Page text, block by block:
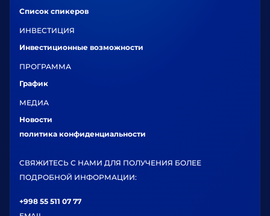
Список спикеров
ИНВЕСТИЦИЯ
Инвестиционные возможности
ПРОГРАММА
График
МЕДИА
Новости
политика конфиденциальности
СВЯЖИТЕСЬ С НАМИ ДЛЯ ПОЛУЧЕНИЯ БОЛЕЕ
ПОДРОБНОЙ ИНФОРМАЦИИ:
+998 55 511 07 77